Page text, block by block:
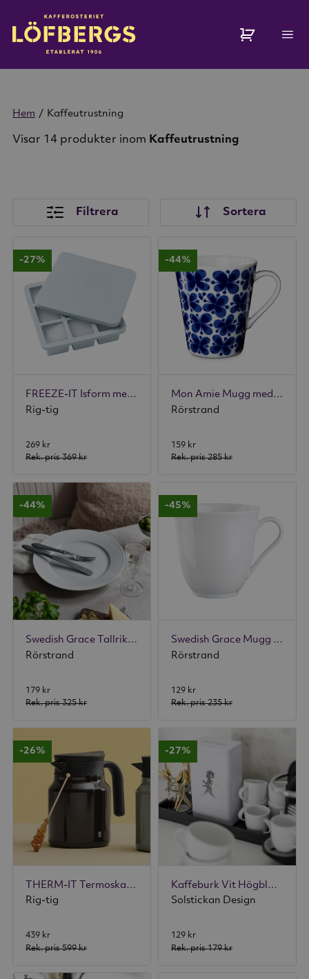
Hem / Kaffeutrustning
Visar 14 produkter inom Kaffeutrustning
Filtrera Sortera
FREEZE-IT Isform med lock
Rig-tig
269 kr
Rek. pris 369 kr
-27%
Mon Amie Mugg med Hänkel 34 cl
Rörstrand
159 kr
Rek. pris 285 kr
-44%
Swedish Grace Tallrik 27 cm Snö
Rörstrand
179 kr
Rek. pris 325 kr
-44%
Swedish Grace Mugg 30 cl Snö
Rörstrand
129 kr
Rek. pris 235 kr
-45%
THERM-IT Termoskanna 0,9 L Svart
Rig-tig
439 kr
Rek. pris 599 kr
-26%
Kaffeburk Vit Högblank
Solstickan Design
129 kr
Rek. pris 179 kr
-27%